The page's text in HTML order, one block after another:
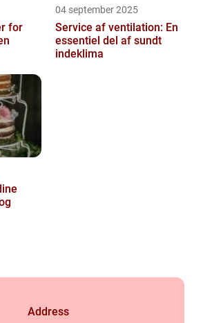
for
04 september 2025
Service af ventilation: En
essentiel del af sundt
indeklima
Address